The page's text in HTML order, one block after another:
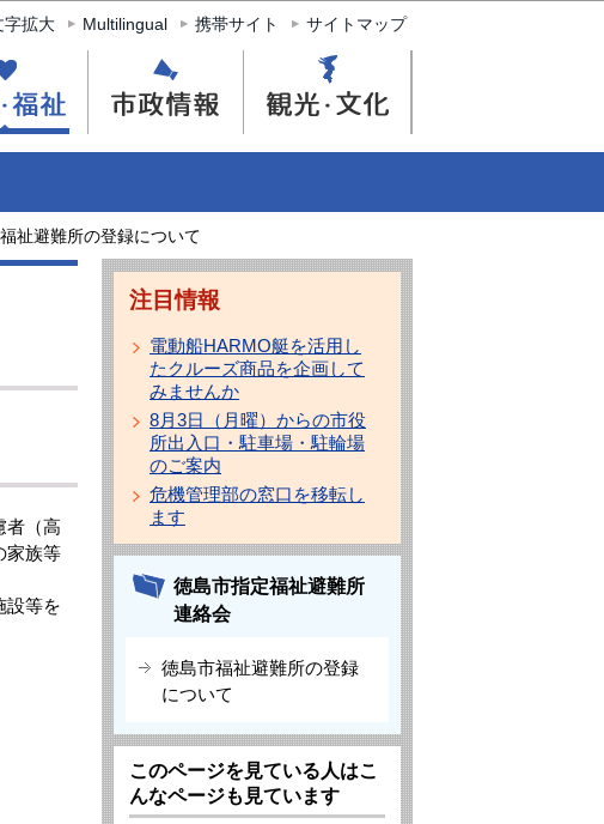
字拡大 Multilingual 携帯サイト サイトマップ
祉避難所の登録について
者（高
家族等
設等を
注目情報
電動船HARMO艇を活用し
たクルーズ商品を企画して
みませんか
8月3日（月曜）からの市役
所出入口・駐車場・駐輪場
のご案内
危機管理部の窓口を移転し
ます
徳島市指定福祉避難所
連絡会
徳島市福祉避難所の登録
について
このページを見ている人はこ
んなページも見ています